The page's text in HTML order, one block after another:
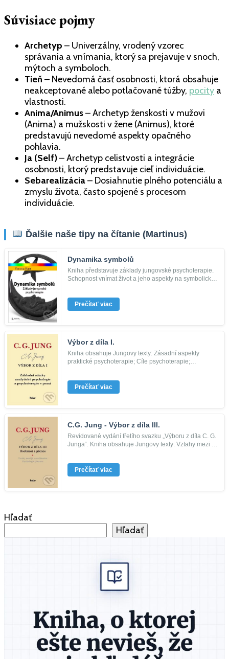
Súvisiace pojmy
Archetyp – Univerzálny, vrodený vzorec
správania a vnímania, ktorý sa prejavuje v snoch,
mýtoch a symboloch.
Tieň – Nevedomá časť osobnosti, ktorá obsahuje
neakceptované alebo potlačované túžby, pocity a
vlastnosti.
Anima/Animus– Archetyp ženskosti v mužovi
(Anima) a mužskosti v žene (Animus), ktoré
predstavujú nevedomé aspekty opačného
pohlavia.
Ja (Self)– Archetyp celistvosti a integrácie
osobnosti, ktorý predstavuje cieľ individuácie.
Sebarealizácia– Dosiahnutie plného potenciálu a
zmyslu života, často spojené s procesom
individuácie.
Ďalšie naše tipy na čítanie (Martinus)
Dynamika symbolů
Kniha představuje základy jungovské psychoterapie.
Schopnost vnímat život a jeho aspekty na symbolické
Prečítať viac
Výbor z díla I.
Kniha obsahuje Jungovy texty: Zásadní aspekty
praktické psychoterapie; Cíle psychoterapie;
Prečítať viac
C.G. Jung - Výbor z díla III.
Revidované vydání třetího svazku „Výboru z díla C. G.
Junga“. Kniha obsahuje Jungovy texty: Vztahy mezi já
Prečítať viac
Hľadať
Hľadať